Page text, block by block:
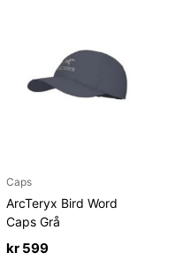
Caps
ArcTeryx Bird Word
Caps Grå
kr 599